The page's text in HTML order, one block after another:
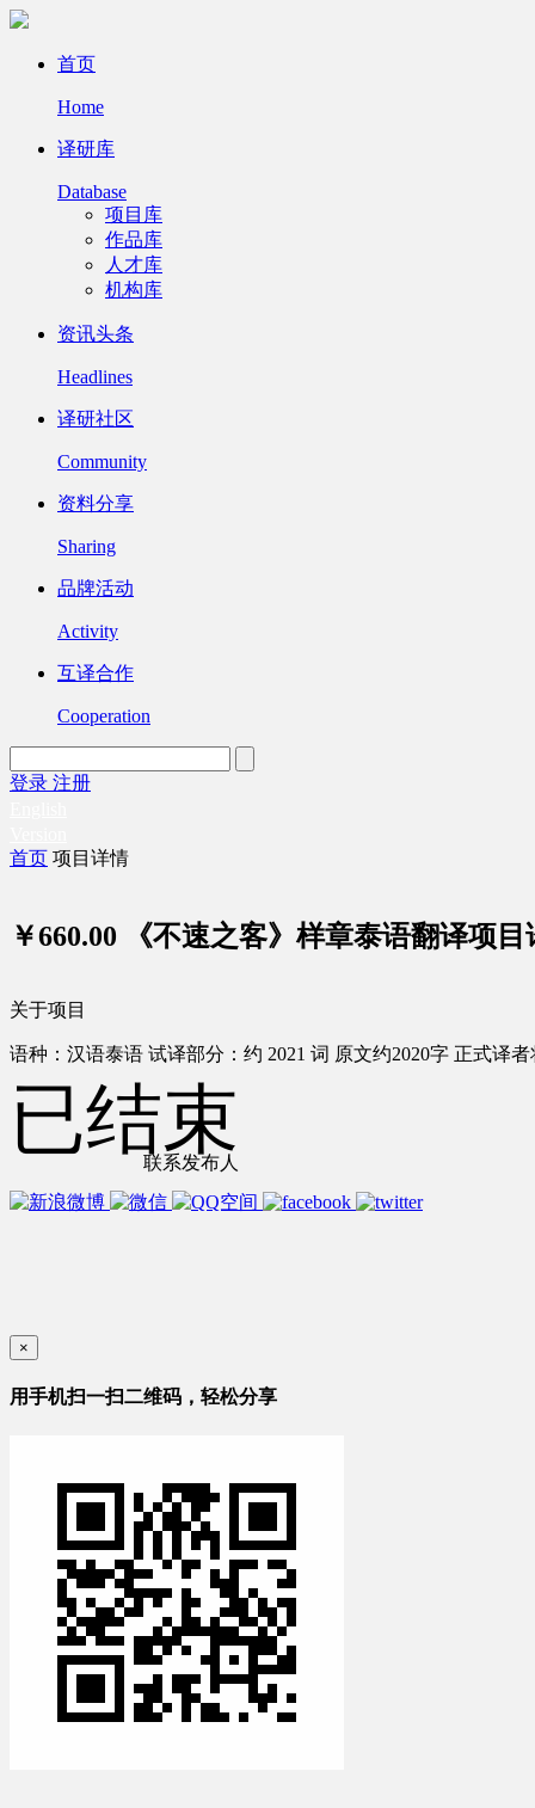
首页
Home
译研库
Database
项目库
作品库
人才库
机构库
资讯头条
Headlines
译研社区
Community
资料分享
Sharing
品牌活动
Activity
互译合作
Cooperation
登录 注册
首页 项目详情
￥660.00 《不速之客》样章泰语翻译项
关于项目
语种：汉语泰语 试译部分：约 2021 词 原文约2020字 正式译
联系发布人
已结束
×
用手机扫一扫二维码，轻松分享